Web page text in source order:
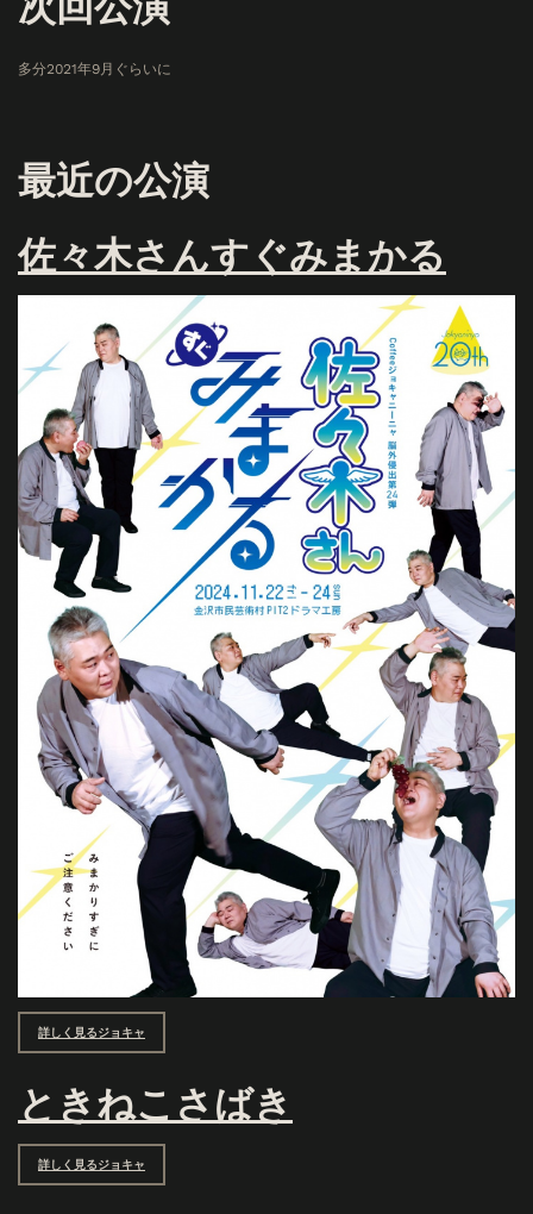
多分2021年9月ぐらいに
最近の公演
佐々木さんすぐみまかる
詳しく見るジョキャ
ときねこさばき
詳しく見るジョキャ